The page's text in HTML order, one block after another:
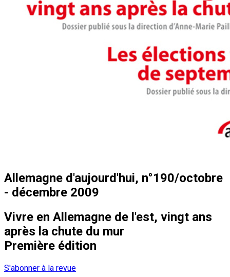
Allemagne d'aujourd'hui, n°190/octobre
- décembre 2009
Vivre en Allemagne de l'est, vingt ans
après la chute du mur
Première édition
S'abonner à la revue